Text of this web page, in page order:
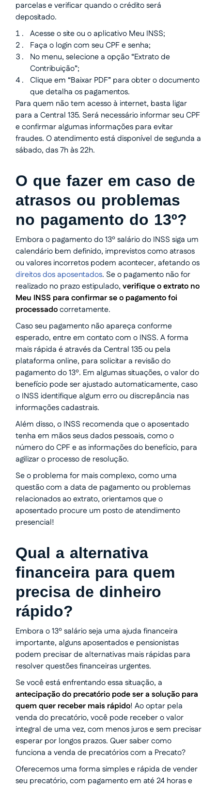
parcelas e verificar quando o crédito será
depositado.
Acesse o site ou o aplicativo Meu INSS;
Faça o login com seu CPF e senha;
No menu, selecione a opção “Extrato de
Contribuição”;
Clique em “Baixar PDF” para obter o documento
que detalha os pagamentos.
Para quem não tem acesso à internet, basta ligar
para a Central 135. Será necessário informar seu CPF
e confirmar algumas informações para evitar
fraudes. O atendimento está disponível de segunda a
sábado, das 7h às 22h.
O que fazer em caso de
atrasos ou problemas
no pagamento do 13º?
Embora o pagamento do 13º salário do INSS siga um
calendário bem definido, imprevistos como atrasos
ou valores incorretos podem acontecer, afetando os
direitos dos aposentados. Se o pagamento não for
realizado no prazo estipulado, verifique o extrato no
Meu INSS para confirmar se o pagamento foi
processadocorretamente.
Caso seu pagamento não apareça conforme
esperado, entre em contato com o INSS. A forma
mais rápida é através da Central 135 ou pela
plataforma online, para solicitar a revisão do
pagamento do 13º. Em algumas situações, o valor do
benefício pode ser ajustado automaticamente, caso
o INSS identifique algum erro ou discrepância nas
informações cadastrais.
Além disso, o INSS recomenda que o aposentado
tenha em mãos seus dados pessoais, como o
número do CPF e as informações do benefício, para
agilizar o processo de resolução.
Se o problema for mais complexo, como uma
questão com a data de pagamento ou problemas
relacionados ao extrato, orientamos que o
aposentado procure um posto de atendimento
presencial!
Qual a alternativa
financeira para quem
precisa de dinheiro
rápido?
Embora o 13º salário seja uma ajuda financeira
importante, alguns aposentados e pensionistas
podem precisar de alternativas mais rápidas para
resolver questões financeiras urgentes.
Se você está enfrentando essa situação, a
antecipação do precatório pode ser a solução para
quem quer receber mais rápido! Ao optar pela
venda do precatório, você pode receber o valor
integral de uma vez, com menos juros e sem precisar
esperar por longos prazos. Quer saber como
funciona a venda de precatórios com a Precato?
Oferecemos uma forma simples e rápida de vender
seu precatório, com pagamento em até 24 horas e